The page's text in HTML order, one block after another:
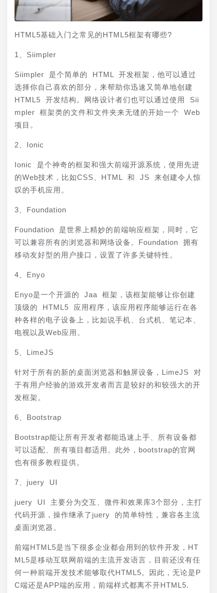
HTML5基础入门之常见的HTML5框架有哪些?
1、Siimpler
Siimpler 是个简单的 HTML 开发框架，他可以通过
选择你自己喜欢的部分，来帮助你迅速又简单地创建
HTML5 开发结构。网络设计者们也可以通过使用 Sii
mpler 框架类的文件和文件夹来无缝的开始一个 Web
项目。
2、Ionic
Ionic 是个神奇的框架和强大前端开源系统，使用先进
的Web技术，比如CSS、HTML 和 JS 来创建令人惊
叹的手机应用。
3、Foundation
Foundation 是世界上精妙的前端响应框架，同时，它
可以兼容所有的浏览器和网络设备。Foundation 拥有
移动友好型的用户接口，设置了许多关键特性。
4、Enyo
Enyo是一个开源的 Jaa 框架，该框架能够让你创建
顶级的 HTML5 应用程序，该应用程序能够运行在各
种各样的电子设备上，比如说手机、台式机、笔记本、
电视以及Web应用。
5、LimeJS
针对于所有的新的桌面浏览器和触屏设备，LimeJS 对
于有用户经验的游戏开发者而言是较好的和较强大的开
发框架。
6、Bootstrap
Bootstrap能让所有开发者都能迅速上手、所有设备都
可以适配、所有项目都适用。此外，bootstrap的官网
也有很多教程提供。
7、juery UI
juery UI 主要分为交互、微件和效果库3个部分，主打
代码开源，操作继承了juery 的简单特性，兼容各主流
桌面浏览器。
前端HTML5是当下很多企业都会用到的软件开发，HT
ML5是移动互联网前端的主流开发语言，目前还没有任
何一种前端开发技术能够取代HTML5。因此，无论是P
C端还是APP端的应用，前端样式都离不开HTML5.